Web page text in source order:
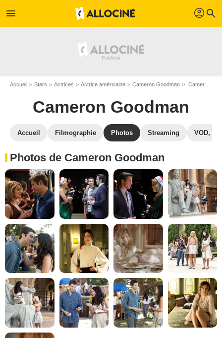
menu profil search
Accueil Stars Actrices Actrice américaine Cameron Goodman Cameron Goodman : Photos de ses films et séries
Cameron Goodman
Accueil Filmographie Photos Streaming VOD,
Photos de Cameron Goodman